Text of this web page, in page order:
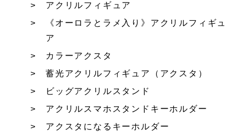
アクリルフィギュア
《オーロラとラメ入り》アクリルフィギュ
ア
カラーアクスタ
蓄光アクリルフィギュア（アクスタ）
ビッグアクリルスタンド
アクリルスマホスタンドキーホルダー
アクスタになるキーホルダー